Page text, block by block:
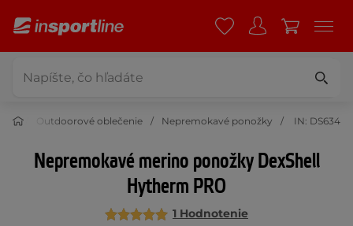
Outdoorové oblečenie Nepremokavé ponožky IN: DS634
Nepremokavé merino ponožky DexShell
Hytherm PRO
1 Hodnotenie